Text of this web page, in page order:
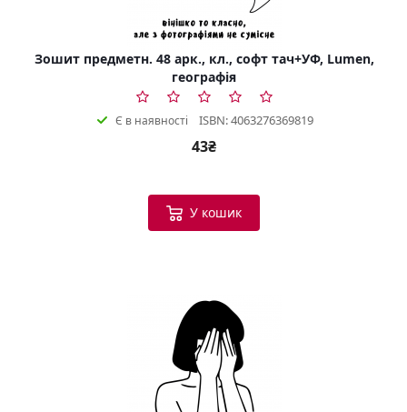
Зошит предметн. 48 арк., кл., софт тач+УФ, Lumen,
географія
Є в наявності ISBN: 4063276369819
43₴
У кошик